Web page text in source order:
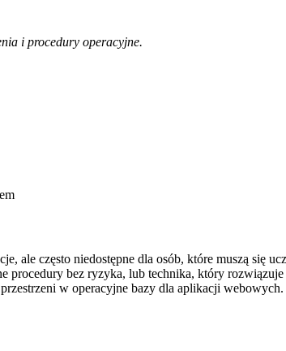
i procedury operacyjne.
ale często niedostępne dla osób, które muszą się
procedury bez ryzyka, lub technika, który
w operacyjne bazy dla aplikacji webowych.